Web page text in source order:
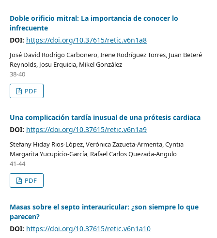
Doble orificio mitral: La importancia de conocer lo
infrecuente
DOI: https://doi.org/10.37615/retic.v6n1a8
José David Rodrigo Carbonero, Irene Rodríguez Torres, Juan Beteré
Reynolds, Josu Erquicia, Mikel González
38-40
PDF
Una complicación tardía inusual de una prótesis cardiaca
DOI: https://doi.org/10.37615/retic.v6n1a9
Stefany Hiday Rios-López, Verónica Zazueta-Armenta, Cyntia
Margarita Yucupicio-García, Rafael Carlos Quezada-Angulo
41-44
PDF
Masas sobre el septo interauricular: ¿son siempre lo que
parecen?
DOI: https://doi.org/10.37615/retic.v6n1a10